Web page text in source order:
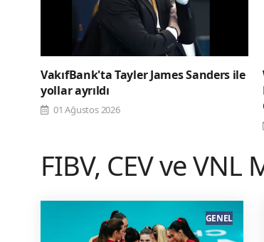
VakıfBank'ta Tayler James Sanders ile
yollar ayrıldı
01 Ağustos 2026
FIBV, CEV ve VNL
GENEL